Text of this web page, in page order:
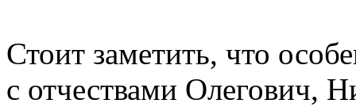
Стоит заметить, что
с отчествами Олегович,